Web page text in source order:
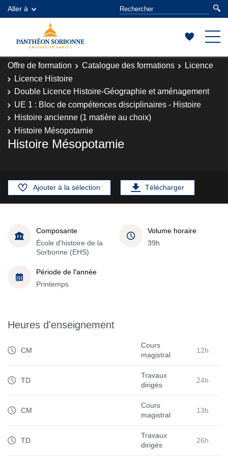
Aller à
Offre de formation Catalogue des formations
Licence
Licence Histoire
Double Licence Histoire-Géographie et aménagement
UE 1 : Bloc de compétences disciplinaires - Histoire
Histoire ancienne (1 matière au choix)
Histoire Mésopotamie
Histoire Mésopotamie
Ajouter à la sélection Télécharger
Composante
École d'histoire de la
Sorbonne (EHS)
Volume horaire
39h
Période de l'année
Printemps
Heures d'enseignement
CM
Cours
magistral
12h
TD
Travaux
dirigés
24h
CM
Cours
magistral
13h
TD
Travaux
dirigés
26h